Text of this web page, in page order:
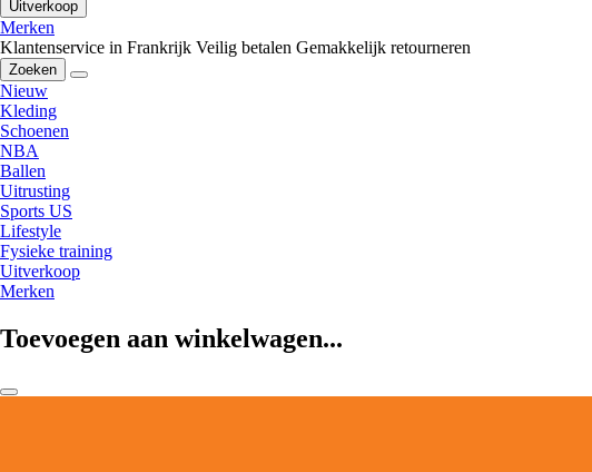
Uitverkoop
Merken
Klantenservice in Frankrijk Veilig betalen Gemakkelijk retourneren
Zoeken
Nieuw
Kleding
Schoenen
NBA
Ballen
Uitrusting
Sports US
Lifestyle
Fysieke training
Uitverkoop
Merken
Toevoegen aan winkelwagen...